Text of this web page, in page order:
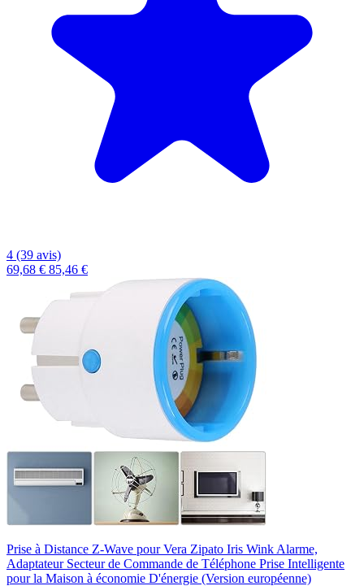
4 (39 avis)
69,68 € 85,46 €
Prise à Distance Z-Wave pour Vera Zipato Iris Wink Alarme,
Adaptateur Secteur de Commande de Téléphone Prise Intelligente
pour la Maison à économie D'énergie (Version européenne)